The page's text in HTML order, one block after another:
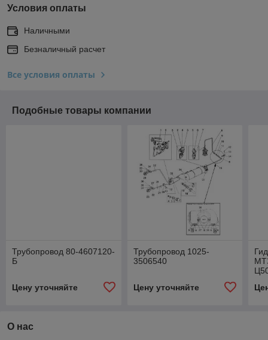
Условия оплаты
Наличными
Безналичный расчет
Все условия оплаты
Подобные товары компании
Трубопровод 80-4607120-
Б
Цену уточняйте
Трубопровод 1025-
3506540
Цену уточняйте
О нас